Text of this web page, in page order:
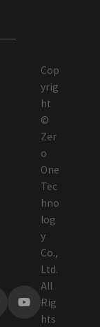
Cop
yrig
ht
©
Zer
o
One
Tec
hno
log
y
Co.,
Ltd.
All
Rig
hts